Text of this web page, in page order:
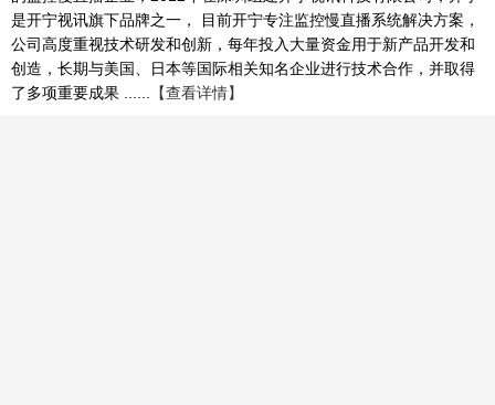
是开宁视讯旗下品牌之一， 目前开宁专注监控慢直播系统解决方案，
公司高度重视技术研发和创新，每年投入大量资金用于新产品开发和
创造，长期与美国、日本等国际相关知名企业进行技术合作，并取得
了多项重要成果 ......
【查看详情】